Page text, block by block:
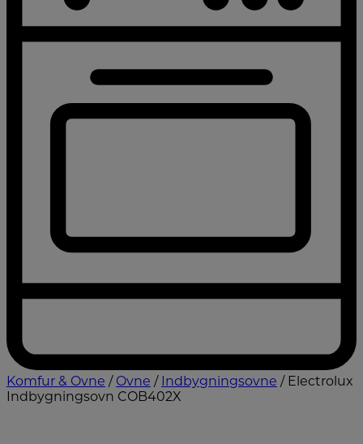
Komfur & Ovne / Ovne / Indbygningsovne / Electrolux
Indbygningsovn COB402X